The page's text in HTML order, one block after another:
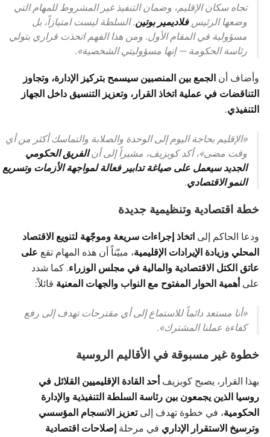
تجاه سكان الإقليم، وضمان التنفيذ غير المشروط للمهام التي
وضعها الرئيسفلاديمير بوتين. السلطة ليست امتيازاً، بل
مسؤولية في المقام الأول. ومن هذا الفهم اتخذت قراري بتولي
رئاسة الحكومة — إنها مسؤوليتي الشخصية».
وأضاف أن الجمع بين المنصبين سيسمح بتركيز الإدارة، وتجاوز
التناقضات في عملية اتخاذ القرار، وتعزيز التنسيق داخل الجهاز
التنفيذي.
«الإقليم بحاجة اليوم إلى الوحدة والصلابة والتماسك أكثر من أي
وقت مضى»، أكد كوبزيف، مشيراً إلى أنالفريق الحكومي
الجديد سيعمل على صياغة تدابير فعالة لمواجهة الأزمات وتسريع
النمو الاقتصادي.
خطة اقتصادية وتنظيمية جديدة
ودعا الحاكم إلى اتخاذ إجراءات سريعة وموجّهة لتنويع الاقتصاد
المحلي وزيادة الإيرادات الإقليمية، مبيّناً أن هذه المهام تقع على
عاتق الكتل الاقتصادية والمالية في مجلس الوزراء. كما شدد
علىأهمية الحوار المفتوح مع النواب والجهات المعنية قائلاً:
«أنا مستعد دائماً للاستماع إلى أي مقترحات تهدف إلى رفع
كفاءة عملنا المشترك».
خطوة غير مسبوقة في الأقاليم الروسية
بهذا القرار، يصبح كوبزيف أحد القادة الإقليميين القلائل في
روسيا الذين يجمعون بين رئاسة السلطة التنفيذية والإدارة
الحكومية، في خطوة تهدف إلىتعزيز الانسجام المؤسسي
وترسيخ الاستقرار الإداري في مرحلة إصلاحات اقتصادية